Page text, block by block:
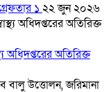
১ ২২ জুন ২০২৬
অধিদপ্তরের অতিরিক্ত